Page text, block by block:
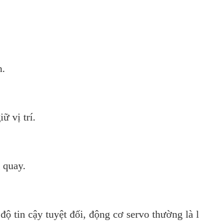
vị trí.
tin cậy tuyệt đối, động cơ servo thường là